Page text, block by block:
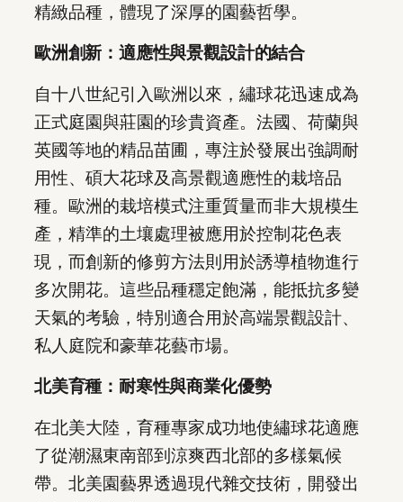
精緻品種，體現了深厚的園藝哲學。
歐洲創新：適應性與景觀設計的結合
自十八世紀引入歐洲以來，繡球花迅速成為
正式庭園與莊園的珍貴資產。法國、荷蘭與
英國等地的精品苗圃，專注於發展出強調耐
用性、碩大花球及高景觀適應性的栽培品
種。歐洲的栽培模式注重質量而非大規模生
產，精準的土壤處理被應用於控制花色表
現，而創新的修剪方法則用於誘導植物進行
多次開花。這些品種穩定飽滿，能抵抗多變
天氣的考驗，特別適合用於高端景觀設計、
私人庭院和豪華花藝市場。
北美育種：耐寒性與商業化優勢
在北美大陸，育種專家成功地使繡球花適應
了從潮濕東南部到涼爽西北部的多樣氣候
帶。北美園藝界透過現代雜交技術，開發出